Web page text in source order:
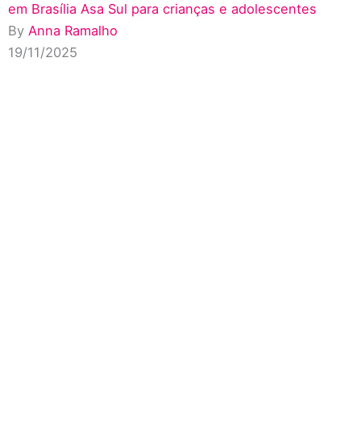
em Brasília Asa Sul para crianças e adolescentes
By Anna Ramalho
19/11/2025